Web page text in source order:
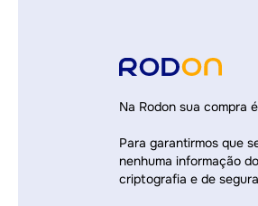
Na Rodon sua compra
Para garantirmos que
nenhuma informação
criptografia e de